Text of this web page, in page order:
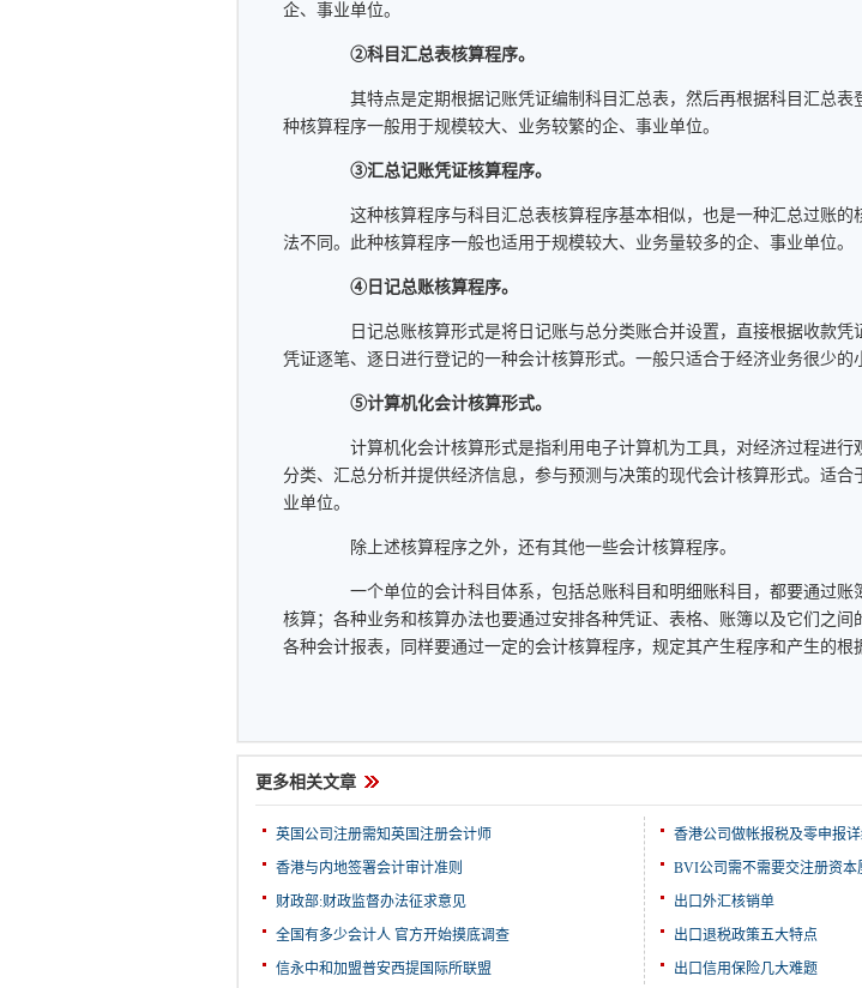
企、事业单位。
②科目汇总表核算程序。
其特点是定期根据记账凭证编制科目汇总表，然后再根据科目汇总表
种核算程序一般用于规模较大、业务较繁的企、事业单位。
③汇总记账凭证核算程序。
这种核算程序与科目汇总表核算程序基本相似，也是一种汇总过账的
法不同。此种核算程序一般也适用于规模较大、业务量较多的企、事业单位。
④日记总账核算程序。
日记总账核算形式是将日记账与总分类账合并设置，直接根据收款凭
凭证逐笔、逐日进行登记的一种会计核算形式。一般只适合于经济业务很少的
⑤计算机化会计核算形式。
计算机化会计核算形式是指利用电子计算机为工具，对经济过程进行
分类、汇总分析并提供经济信息，参与预测与决策的现代会计核算形式。适合
业单位。
除上述核算程序之外，还有其他一些会计核算程序。
一个单位的会计科目体系，包括总账科目和明细账科目，都要通过账
核算；各种业务和核算办法也要通过安排各种凭证、表格、账簿以及它们之间
各种会计报表，同样要通过一定的会计核算程序，规定其产生程序和产生的根
更多相关文章
英国公司注册需知英国注册会计师
香港与内地签署会计审计准则
财政部:财政监督办法征求意见
全国有多少会计人 官方开始摸底调查
信永中和加盟普安西提国际所联盟
香港公司做帐报税及零申报
BVI公司需不需要交注册资本
出口外汇核销单
出口退税政策五大特点
出口信用保险几大难题